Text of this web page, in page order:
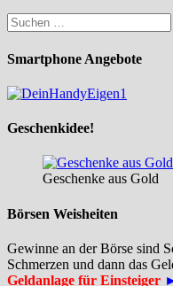
Suchen
nach:
Smartphone Angebote
Geschenkidee!
Geschenke aus Gold
Börsen Weisheiten
Gewinne an der Börse sind
Schmerzen und dann das
Geldanlage für Einsteiger